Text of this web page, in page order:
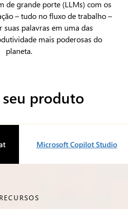
de grande porte (LLMs) com os
– tudo no fluxo de trabalho –
palavras em uma das
mais poderosas do
planeta.
seu produto
Microsoft Copilot Studio
RECURSOS